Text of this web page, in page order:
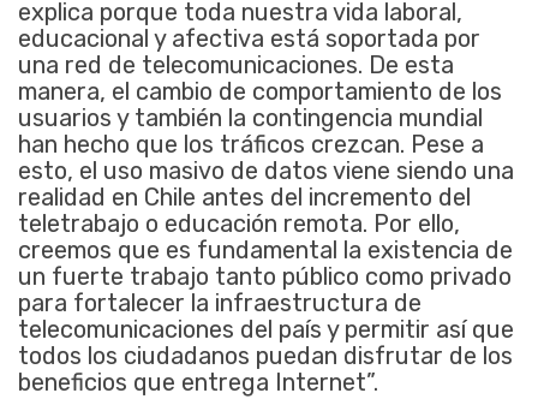
explica porque toda nuestra vida laboral,
educacional y afectiva está soportada por
una red de telecomunicaciones. De esta
manera, el cambio de comportamiento de los
usuarios y también la contingencia mundial
han hecho que los tráficos crezcan. Pese a
esto, el uso masivo de datos viene siendo una
realidad en Chile antes del incremento del
teletrabajo o educación remota. Por ello,
creemos que es fundamental la existencia de
un fuerte trabajo tanto público como privado
para fortalecer la infraestructura de
telecomunicaciones del país y permitir así que
todos los ciudadanos puedan disfrutar de los
beneficios que entrega Internet”.